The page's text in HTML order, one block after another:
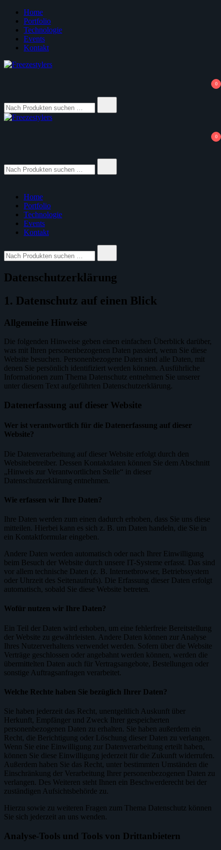
Zum
Inhalt
springen
Home
Portfolio
Technologie
Events
Kontakt
0
nach:
0
nach:
Home
Portfolio
Technologie
Events
Kontakt
nach:
Datenschutzerklärung
1. Datenschutz auf einen Blick
Allgemeine Hinweise
Die folgenden Hinweise geben einen einfachen Überblick darüber,
was mit Ihren personenbezogenen Daten passiert, wenn Sie diese
Website besuchen. Personenbezogene Daten sind alle Daten, mit
denen Sie persönlich identifiziert werden können. Ausführliche
Informationen zum Thema Datenschutz entnehmen Sie unserer
unter diesem Text aufgeführten Datenschutzerklärung.
Datenerfassung auf dieser Website
Wer ist verantwortlich für die Datenerfassung auf dieser
Website?
Die Datenverarbeitung auf dieser Website erfolgt durch den
Websitebetreiber. Dessen Kontaktdaten können Sie dem Abschnitt
„Hinweis zur Verantwortlichen Stelle“ in dieser
Datenschutzerklärung entnehmen.
Wie erfassen wir Ihre Daten?
Ihre Daten werden zum einen dadurch erhoben, dass Sie uns diese
mitteilen. Hierbei kann es sich z. B. um Daten handeln, die Sie in
ein Kontaktformular eingeben.
Andere Daten werden automatisch oder nach Ihrer Einwilligung
beim Besuch der Website durch unsere IT-Systeme erfasst. Das sind
vor allem technische Daten (z. B. Internetbrowser, Betriebssystem
oder Uhrzeit des Seitenaufrufs). Die Erfassung dieser Daten erfolgt
automatisch, sobald Sie diese Website betreten.
Wofür nutzen wir Ihre Daten?
Ein Teil der Daten wird erhoben, um eine fehlerfreie Bereitstellung
der Website zu gewährleisten. Andere Daten können zur Analyse
Ihres Nutzerverhaltens verwendet werden. Sofern über die Website
Verträge geschlossen oder angebahnt werden können, werden die
übermittelten Daten auch für Vertragsangebote, Bestellungen oder
sonstige Auftragsanfragen verarbeitet.
Welche Rechte haben Sie bezüglich Ihrer Daten?
Sie haben jederzeit das Recht, unentgeltlich Auskunft über
Herkunft, Empfänger und Zweck Ihrer gespeicherten
personenbezogenen Daten zu erhalten. Sie haben außerdem ein
Recht, die Berichtigung oder Löschung dieser Daten zu verlangen.
Wenn Sie eine Einwilligung zur Datenverarbeitung erteilt haben,
können Sie diese Einwilligung jederzeit für die Zukunft widerrufen.
Außerdem haben Sie das Recht, unter bestimmten Umständen die
Einschränkung der Verarbeitung Ihrer personenbezogenen Daten zu
verlangen. Des Weiteren steht Ihnen ein Beschwerderecht bei der
zuständigen Aufsichtsbehörde zu.
Hierzu sowie zu weiteren Fragen zum Thema Datenschutz können
Sie sich jederzeit an uns wenden.
Analyse-Tools und Tools von Dritt­anbietern